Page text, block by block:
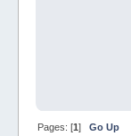
Pages: [1] Go Up